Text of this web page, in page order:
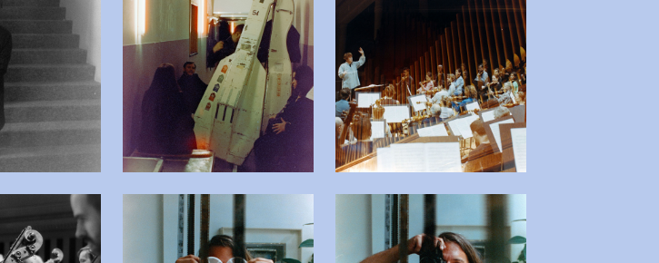
Open afbeelding in popup Open afbeelding in popup Open afbeelding in popup